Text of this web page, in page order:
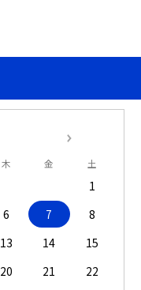
木 金 土
1
6 7
8
13 14
15
20 21
22